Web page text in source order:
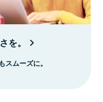
を。
ムーズに。